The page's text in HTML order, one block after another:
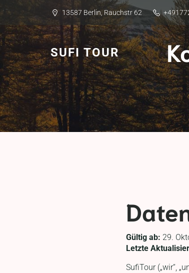
13587 Berlin, Rauchstr 62
SUFI TOUR
Gültig ab: 29.
Letzte
SufiTour („wir“,